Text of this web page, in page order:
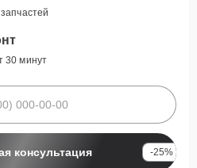
30 минут
консультация -25%